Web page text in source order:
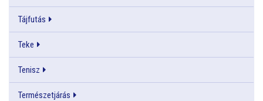
Tájfutás
Teke
Tenisz
Természetjárás